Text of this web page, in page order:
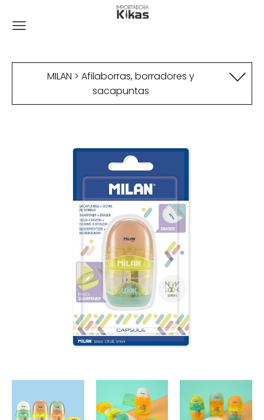
MILAN > Afilaborras, borradores y
sacapuntas